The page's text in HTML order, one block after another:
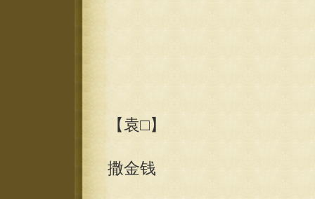
【袁□】
撒金钱